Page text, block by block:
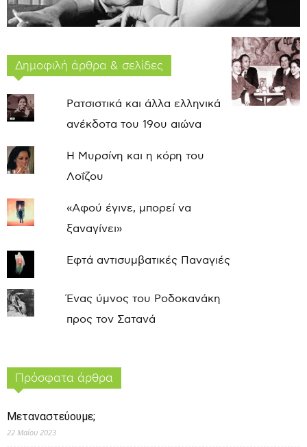
Δημοφιλή άρθρα & σελίδες
Ρατσιστικά και άλλα ελληνικά
ανέκδοτα του 19ου αιώνα
Η Μυρσίνη και η κόρη του
Λοΐζου
«Αφού έγινε, μπορεί να
ξαναγίνει»
Εφτά αντισυμβατικές Παναγιές
Ένας ύμνος του Ροδοκανάκη
προς τον Σατανά
Πρόσφατα άρθρα
Μεταναστεύουμε;
22 Μαΐου 2023